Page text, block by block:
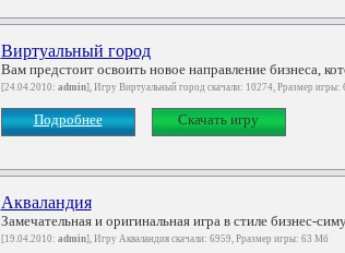
Виртуальный город
Вам предстоит освоить новое направление бизнеса,
[24.04.2010: admin], Игру Виртуальный город скачали: 10274, Рразмер
Подробнее Скачать игру
Акваландия
Замечательная и оригинальная игра в стиле бизнес-
[19.04.2010: admin], Игру Акваландия скачали: 6959, Рразмер игры: 63 Мб